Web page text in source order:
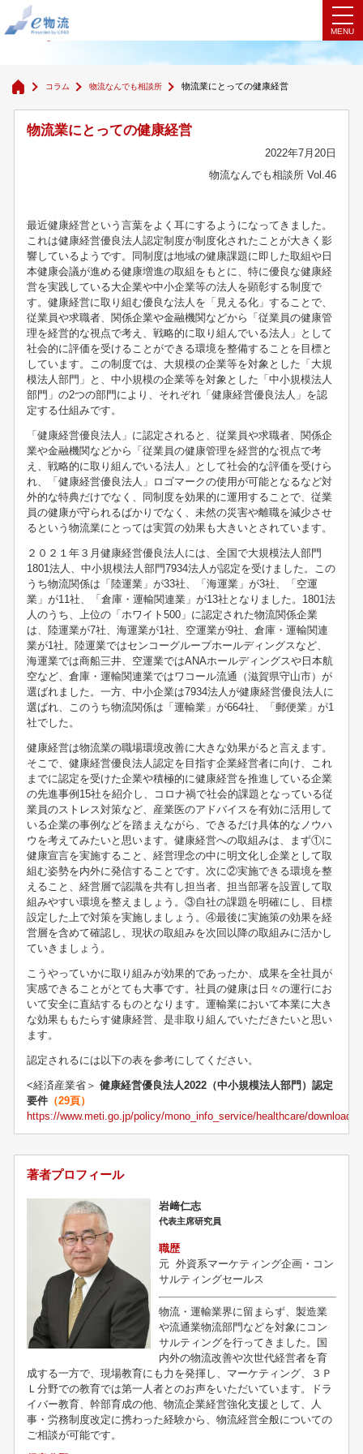
物流なんでも相談所
コラム 物流なんでも相談所 物流業にとっての健康経営
物流業にとっての健康経営
2022年7月20日
物流なんでも相談所 Vol.46
最近健康経営という言葉をよく耳にするようになってきました。
これは健康経営優良法人認定制度が制度化されたことが大きく影
響しているようです。同制度は地域の健康課題に即した取組や日
本健康会議が進める健康増進の取組をもとに、特に優良な健康経
営を実践している大企業や中小企業等の法人を顕彰する制度で
す。健康経営に取り組む優良な法人を「見える化」することで、
従業員や求職者、関係企業や金融機関などから「従業員の健康管
理を経営的な視点で考え、戦略的に取り組んでいる法人」として
社会的に評価を受けることができる環境を整備することを目標と
しています。この制度では、大規模の企業等を対象とした「大規
模法人部門」と、中小規模の企業等を対象とした「中小規模法人
部門」の2つの部門により、それぞれ「健康経営優良法人」を認
定する仕組みです。
「健康経営優良法人」に認定されると、従業員や求職者、関係企
業や金融機関などから「従業員の健康管理を経営的な視点で考
え、戦略的に取り組んでいる法人」として社会的な評価を受けら
れ、「健康経営優良法人」ロゴマークの使用が可能となるなど対
外的な特典だけでなく、同制度を効果的に運用することで、従業
員の健康が守られるばかりでなく、未然の災害や離職を減少させ
るという物流業にとっては実質の効果も大きいとされています。
２０２１年３月健康経営優良法人には、全国で大規模法人部門
1801法人、中小規模法人部門7934法人が認定を受けました。この
うち物流関係は「陸運業」が33社、「海運業」が3社、「空運
業」が11社、「倉庫・運輸関連業」が13社となりました。1801法
人のうち、上位の「ホワイト500」に認定された物流関係企業
は、陸運業が7社、海運業が1社、空運業が9社、倉庫・運輸関連
業が1社。陸運業ではセンコーグループホールディングスなど、
海運業では商船三井、空運業ではANAホールディングスや日本航
空など、倉庫・運輸関連業ではワコール流通（滋賀県守山市）が
選ばれました。一方、中小企業は7934法人が健康経営優良法人に
選ばれ、このうち物流関係は「運輸業」が664社、「郵便業」が1
社でした。
健康経営は物流業の職場環境改善に大きな効果がると言えます。
そこで、健康経営優良法人認定を目指す企業経営者に向け、これ
までに認定を受けた企業や積極的に健康経営を推進している企業
の先進事例15社を紹介し、コロナ禍で社会的課題となっている従
業員のストレス対策など、産業医のアドバイスを有効に活用して
いる企業の事例などを踏まえながら、できるだけ具体的なノウハ
ウを考えてみたいと思います。健康経営への取組みは、まず①に
健康宣言を実施すること、経営理念の中に明文化し企業として取
組む姿勢を内外に発信することです。次に②実施できる環境を整
えること、経営層で認識を共有し担当者、担当部署を設置して取
組みやすい環境を整えましょう。③自社の課題を明確にし、目標
設定した上で対策を実施しましょう。④最後に実施策の効果を経
営層を含めて確認し、現状の取組みを次回以降の取組みに活かし
ていきましょう。
こうやっていかに取り組みが効果的であったか、成果を全社員が
実感できることがとても大事です。社員の健康は日々の運行にお
いて安全に直結するものとなります。運輸業において本業に大き
な効果ももたらす健康経営、是非取り組んでいただきたいと思い
ます。
認定されるには以下の表を参考にしてください。
<経済産業省＞健康経営優良法人2022（中小規模法人部門）認定
要件 （29頁）
https://www.meti.go.jp/policy/mono_info_service/healthcare/
著者プロフィール
岩﨑仁志
代表主席研究員
職歴
元外資系マーケティング企画・コン
サルティングセールス
物流・運輸業界に留まらず、製造業
や流通業物流部門などを対象にコン
サルティングを行ってきました。国
内外の物流改善や次世代経営者を育
成する一方で、現場教育にも力を発揮し、マーケティング、３Ｐ
Ｌ分野での教育では第一人者とのお声をいただいています。ドラ
イバー教育、幹部育成の他、物流企業経営強化支援として、人
事・労務制度改定に携わった経験から、物流経営全般についての
ご相談が可能です。